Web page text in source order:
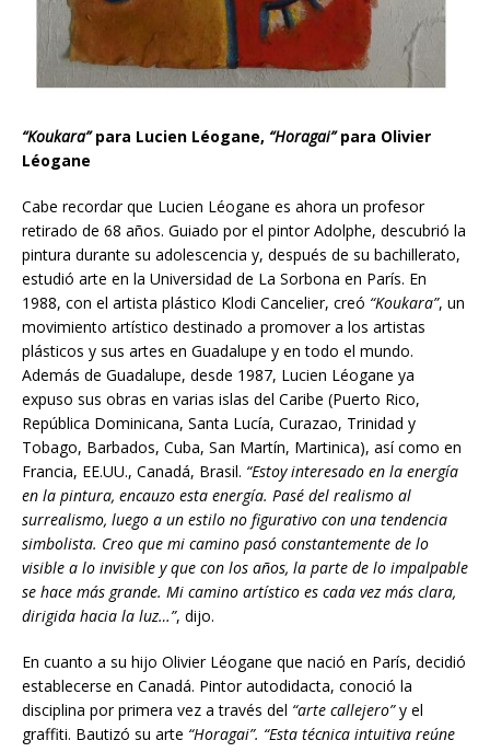
“Koukara”para Lucien Léogane, “Horagai”para Olivier
Léogane
Cabe recordar que Lucien Léogane es ahora un profesor
retirado de 68 años. Guiado por el pintor Adolphe, descubrió la
pintura durante su adolescencia y, después de su bachillerato,
estudió arte en la Universidad de La Sorbona en París. En
1988, con el artista plástico Klodi Cancelier, creó “Koukara”, un
movimiento artístico destinado a promover a los artistas
plásticos y sus artes en Guadalupe y en todo el mundo.
Además de Guadalupe, desde 1987, Lucien Léogane ya
expuso sus obras en varias islas del Caribe (Puerto Rico,
República Dominicana, Santa Lucía, Curazao, Trinidad y
Tobago, Barbados, Cuba, San Martín, Martinica), así como en
Francia, EE.UU., Canadá, Brasil. “Estoy interesado en la energía
en la pintura, encauzo esta energía. Pasé del realismo al
surrealismo, luego a un estilo no figurativo con una tendencia
simbolista. Creo que mi camino pasó constantemente de lo
visible a lo invisible y que con los años, la parte de lo impalpable
se hace más grande. Mi camino artístico es cada vez más clara,
dirigida hacia la luz…”, dijo.
En cuanto a su hijo Olivier Léogane que nació en París, decidió
establecerse en Canadá. Pintor autodidacta, conoció la
disciplina por primera vez a través del “arte callejero”y el
graffiti. Bautizó su arte “Horagai”. “Esta técnica intuitiva reúne